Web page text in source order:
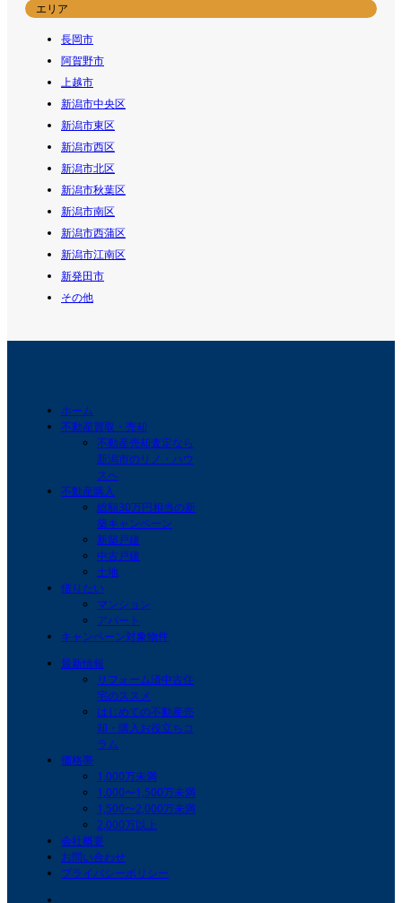
エリア
長岡市
阿賀野市
上越市
新潟市中央区
新潟市東区
新潟市西区
新潟市北区
新潟市秋葉区
新潟市南区
新潟市西蒲区
新潟市江南区
新発田市
その他
ホーム
不動産買取・売却
不動産売却査定なら
新潟市のリノ・ハウ
スへ
不動産購入
総額30万円相当の新
築キャンペーン
新築戸建
中古戸建
土地
借りたい
マンション
アパート
キャンペーン対象物件
最新情報
リフォーム済中古住
宅のススメ
はじめての不動産売
却・購入お役立ちコ
ラム
価格帯
1,000万未満
1,000〜1,500万未満
1,500〜2,000万未満
2,000万以上
会社概要
お問い合わせ
プライバシーポリシー